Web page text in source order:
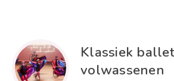
Klassiek
volwassenen